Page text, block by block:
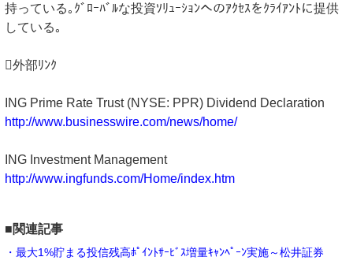
持っている｡​​ｸﾞﾛｰﾊﾞﾙな投資ｿﾘｭｰｼｮﾝへのｱｸｾｽをｸﾗｲｱﾝﾄに提供
している｡
外部ﾘﾝｸ
ING Prime Rate Trust (NYSE: PPR) Dividend Declaration
http://www.businesswire.com/news/home/
ING Investment Management
http://www.ingfunds.com/Home/index.htm
■関連記事
・最大1%貯まる投信残高ﾎﾟｲﾝﾄｻｰﾋﾞｽ増量ｷｬﾝﾍﾟｰﾝ実施～松井証券